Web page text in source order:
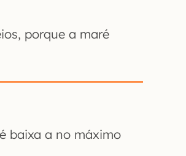
porque a maré
baixa a no máximo